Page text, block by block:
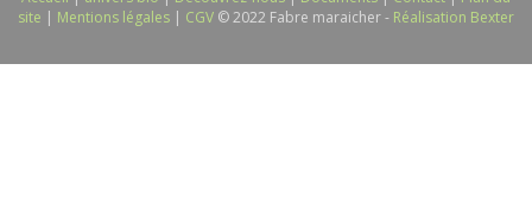
site | Mentions légales | CGV © 2022 Fabre maraicher - Réalisation Bexter